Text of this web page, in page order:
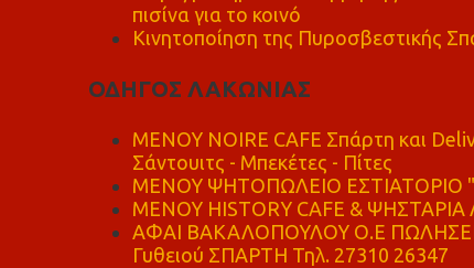
πισίνα για το κοινό
Κινητοποίηση της Πυροσβεστικής
ΟΔΗΓΟΣ ΛΑΚΩΝΙΑΣ
MENOY NOIRE CAFE Σπάρτη και
Σάντουιτς - Μπεκέτες - Πίτες
ΜΕΝΟΥ ΨΗΤΟΠΩΛΕΙΟ ΕΣΤΙΑΤΟΡΙΟ
ΜΕΝΟΥ HISTORY CAFE &
ΑΦΑΙ ΒΑΚΑΛΟΠΟΥΛΟΥ Ο.Ε
Γυθειού ΣΠΑΡΤΗ Τηλ. 27310 26347